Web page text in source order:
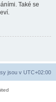
Také se
jsou v UTC+02:00